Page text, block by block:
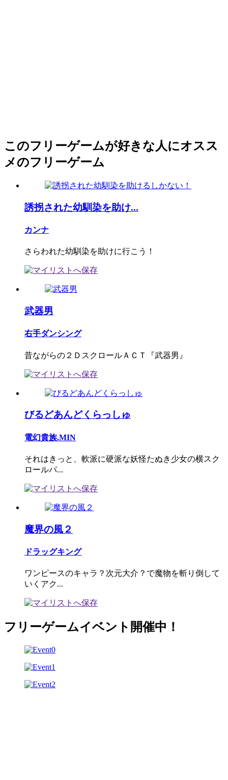
このフリーゲームが好きな人にオスス
メのフリーゲーム
誘拐された幼馴染を助け...
カンナ
さらわれた幼馴染を助けに行こう！
武器男
右手ダンシング
昔ながらの２ＤスクロールＡＣＴ『武器男』
びるどあんどくらっしゅ
電幻貴族.MIN
それはきっと、軟派に硬派な妖怪たぬき少女の横スク
ロールパ...
魔界の風２
ドラッグキング
ワンピースのキャラ？次元大介？で魔物を斬り倒して
いくアク...
フリーゲームイベント開催中！